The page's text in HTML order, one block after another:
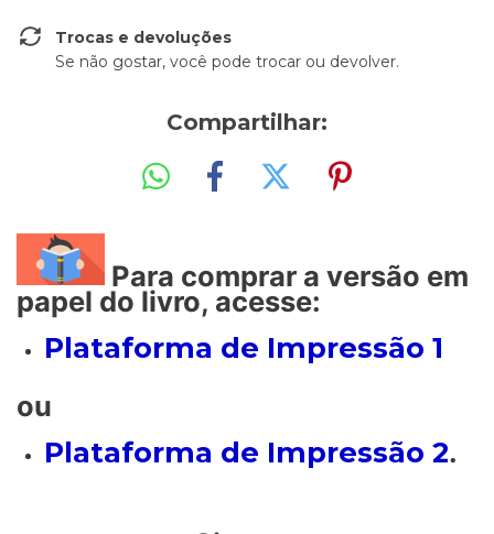
Trocas e devoluções
Se não gostar, você pode trocar ou devolver.
Compartilhar:
Para comprar a versão em
papel do livro, acesse:
Plataforma de Impressão 1
ou
Plataforma de Impressão 2.